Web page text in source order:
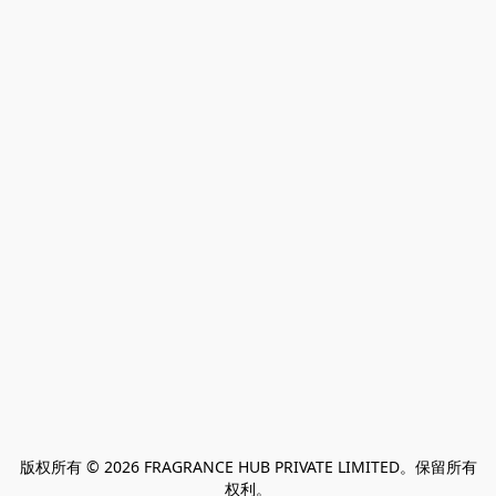
版权所有 © 2026 FRAGRANCE HUB PRIVATE LIMITED。保留所有
权利。